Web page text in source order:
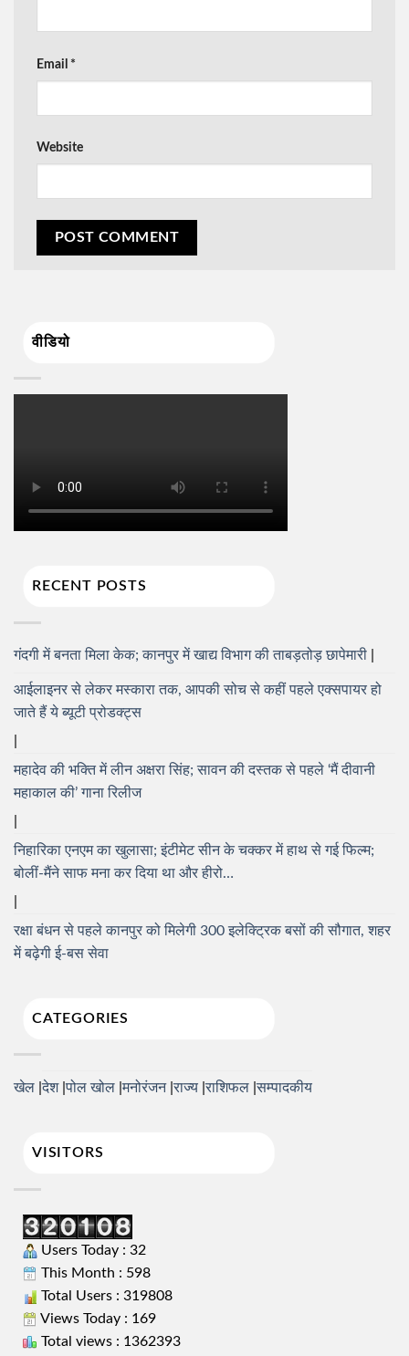
Email *
Website
वीडियो
RECENT POSTS
गंदगी में बनता मिला केक; कानपुर में खाद्य विभाग की ताबड़तोड़ छापेमारी
आईलाइनर से लेकर मस्कारा तक, आपकी सोच से कहीं पहले एक्सपायर हो
जाते हैं ये ब्यूटी प्रोडक्ट्स
महादेव की भक्ति में लीन अक्षरा सिंह; सावन की दस्तक से पहले ‘मैं दीवानी
महाकाल की’ गाना रिलीज
निहारिका एनएम का खुलासा; इंटीमेट सीन के चक्कर में हाथ से गई फिल्म;
बोलीं-मैंने साफ मना कर दिया था और हीरो…
रक्षा बंधन से पहले कानपुर को मिलेगी 300 इलेक्ट्रिक बसों की सौगात, शहर
में बढ़ेगी ई-बस सेवा
CATEGORIES
खेल देश पोल खोल मनोरंजन राज्य राशिफल सम्पादकीय
VISITORS
Users Today : 32
This Month : 598
Total Users : 319808
Views Today : 169
Total views : 1362393